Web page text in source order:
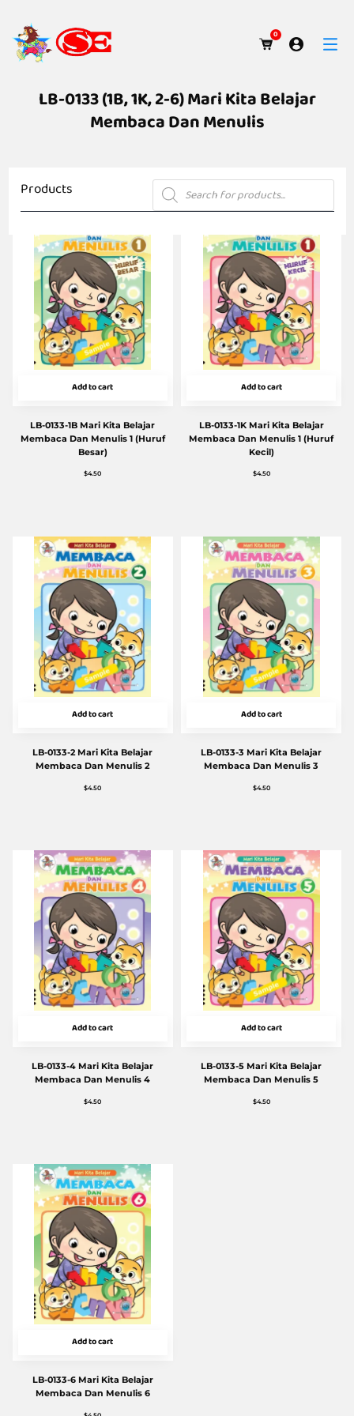
0
LB-0133 (1B, 1K, 2-6) Mari Kita Belajar
Membaca Dan Menulis
Products Products
search
Add to cart
LB-0133-1B Mari Kita Belajar
Membaca Dan Menulis 1 (Huruf
Besar)
$4.50
Add to cart
LB-0133-1K Mari Kita Belajar
Membaca Dan Menulis 1 (Huruf
Kecil)
$4.50
Add to cart
LB-0133-2 Mari Kita Belajar
Membaca Dan Menulis 2
$4.50
Add to cart
LB-0133-3 Mari Kita Belajar
Membaca Dan Menulis 3
$4.50
Add to cart
LB-0133-4 Mari Kita Belajar
Membaca Dan Menulis 4
$4.50
Add to cart
LB-0133-5 Mari Kita Belajar
Membaca Dan Menulis 5
$4.50
Add to cart
LB-0133-6 Mari Kita Belajar
Membaca Dan Menulis 6